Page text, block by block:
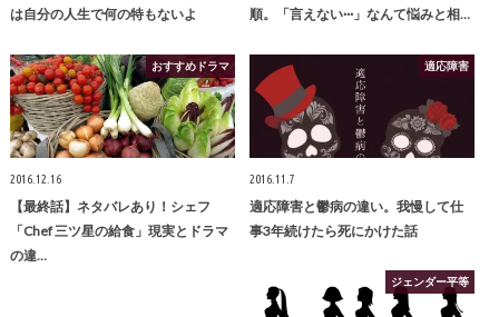
は自分の人生で何の特もないよ
順。「言えない···」なんて悩みと相…
おすすめドラマ
2016.12.16
【最終話】ネタバレあり！シェフ
「Chef 三ツ星の給食」現実とドラマ
の違…
適応障害
2016.11.7
適応障害と鬱病の違い。我慢して仕
事3年続けたら死にかけた話
ジェンダー平等